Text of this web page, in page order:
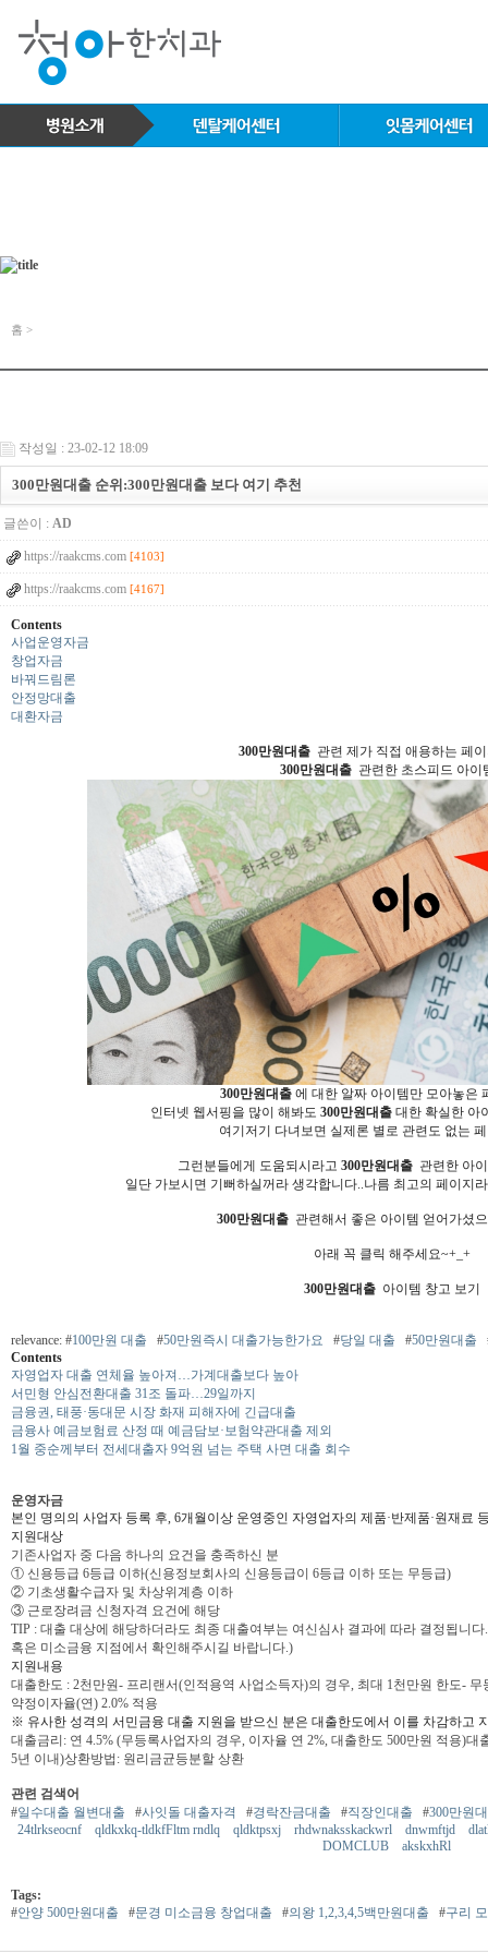
홈 >
작성일 : 23-02-12 18:09
300만원대출 순위:300만원대출 보다 여기 추천
글쓴이 : AD
https://raakcms.com [4103]
https://raakcms.com [4167]
Contents
사업운영자금
창업자금
바꿔드림론
안정망대출
대환자금
300만원대출관련 제가 직접 애용하는 페이
300만원대출관련한 초스피드 아이
300만원대출 에 대한 알짜 아이템만 모아놓은
인터넷 웹서핑을 많이 해봐도 300만원대출대한 확실한 아
여기저기 다녀보면 실제론 별로 관련도 없는
그런분들에게 도움되시라고 300만원대출 관련한 아
일단 가보시면 기뻐하실꺼라 생각합니다..나름 최고의 페이지
300만원대출 관련해서 좋은 아이템 얻어가셨
아래 꼭 클릭 해주세요~+_+
300만원대출아이템 창고 보기
relevance: #100만원 대출 #50만원즉시 대출가능한가요 #당일 대출 #50만원대출
Contents
자영업자 대출 연체율 높아져…가계대출보다 높아
서민형 안심전환대출 31조 돌파…29일까지
금융권, 태풍·동대문 시장 화재 피해자에 긴급대출
금융사 예금보험료 산정 때 예금담보·보험약관대출 제외
1월 중순께부터 전세대출자 9억원 넘는 주택 사면 대출 회수
운영자금
본인 명의의 사업자 등록 후, 6개월이상 운영중인 자영업자의 제품·반제품·원재료
지원대상
기존사업자 중 다음 하나의 요건을 충족하신 분
① 신용등급 6등급 이하(신용정보회사의 신용등급이 6등급 이하 또는 무등급)
② 기초생활수급자 및 차상위계층 이하
③ 근로장려금 신청자격 요건에 해당
TIP : 대출 대상에 해당하더라도 최종 대출여부는 여신심사 결과에 따라 결정됩니
혹은 미소금융 지점에서 확인해주시길 바랍니다.)
지원내용
대출한도 : 2천만원- 프리랜서(인적용역 사업소득자)의 경우, 최대 1천만원 한도-
약정이자율(연) 2.0% 적용
※ 유사한 성격의 서민금융 대출 지원을 받으신 분은 대출한도에서 이를 차감하고
대출금리: 연 4.5% (무등록사업자의 경우, 이자율 연 2%, 대출한도 500만원 적용)
5년 이내)상환방법: 원리금균등분할 상환
관련 검색어
#일수대출 월변대출 #사잇돌 대출자격 #경락잔금대출 #직장인대출 #300만원
24tlrkseocnf
qldkxkq-tldkfFltm rndlq qldktpsxj rhdwnaksskackwrl dnwmftjd
DOMCLUB
akskxhRl
Tags:
#안양 500만원대출 #문경 미소금융 창업대출 #의왕 1,2,3,4,5백만원대출 #구리